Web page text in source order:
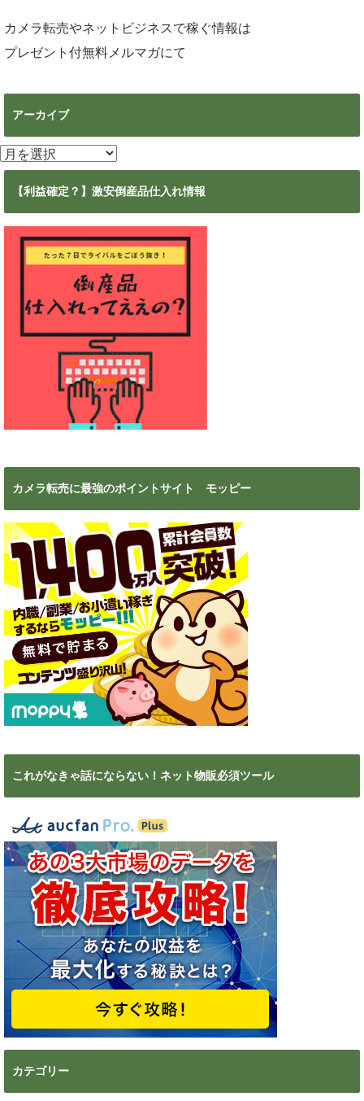
カメラ転売やネットビジネスで稼ぐ情報は
プレゼント付無料メルマガにて
アーカイブ
ア
ー
【利益確定？】激安倒産品仕入れ情報
カメラ転売に最強のポイントサイト モッピー
これがなきゃ話にならない！ネット物販必須ツール
カテゴリー